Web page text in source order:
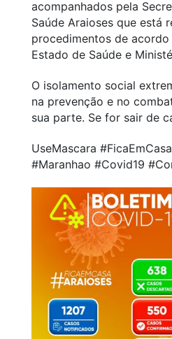
acompanhados pela
Saúde Araioses que está
procedimentos de
Estado de Saúde e
O isolamento social
na prevenção e no
sua parte. Se for sair de
UseMascara
#Maranhao #Covid19